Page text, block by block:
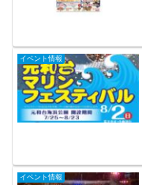
イベント情報
イベント情報